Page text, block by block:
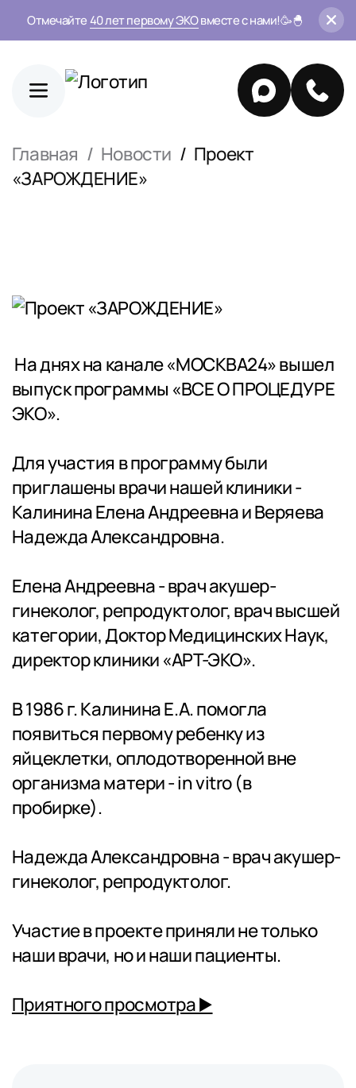
Отмечайте 40 лет первому ЭКОвместе с нами!🥳🐣
Главная Новости
Проект
«ЗАРОЖДЕНИЕ»
На днях на канале «МОСКВА24» вышел
выпуск программы «ВСЕ О ПРОЦЕДУРЕ
ЭКО».
Для участия в программу были
приглашены врачи нашей клиники -
Калинина Елена Андреевна и Веряева
Надежда Александровна.
Елена Андреевна - врач акушер-
гинеколог, репродуктолог, врач высшей
категории, Доктор Медицинских Наук,
директор клиники «АРТ-ЭКО».
В 1986 г. Калинина Е.А. помогла
появиться первому ребенку из
яйцеклетки, оплодотворенной вне
организма матери - in vitro (в
пробирке).
Надежда Александровна - врач акушер-
гинеколог, репродуктолог.
Участие в проекте приняли не только
наши врачи, но и наши пациенты.
Приятного просмотра ▶️